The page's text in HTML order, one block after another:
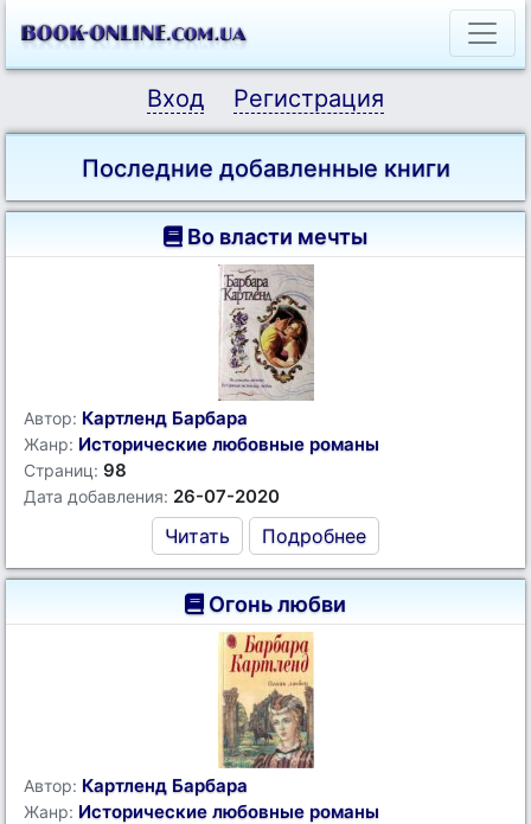
Вход Регистрация
Последние добавленные книги
Во власти мечты
Автор: Картленд Барбара
Жанр: Исторические любовные романы
Страниц: 98
Дата добавления: 26-07-2020
Читать Подробнее
Огонь любви
Автор: Картленд Барбара
Жанр: Исторические любовные романы